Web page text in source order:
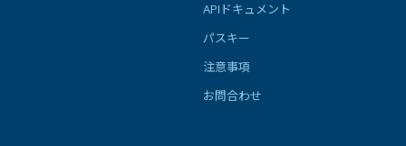
APIドキュメント
パスキー
注意事項
お問合わせ